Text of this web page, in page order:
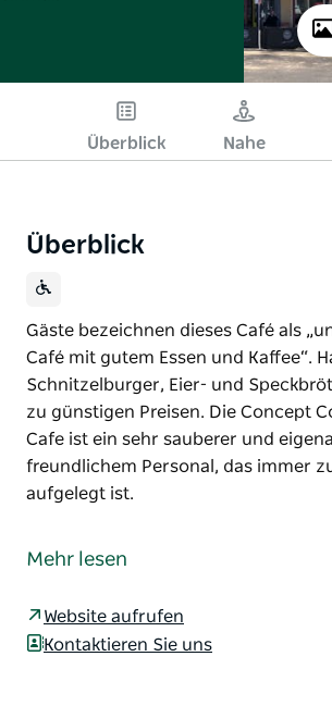
Überblick Nahe
Überblick
Gäste bezeichnen dieses Café als
Café mit gutem Essen und Kaffee“.
Schnitzelburger, Eier- und
zu günstigen Preisen. Die Concept
Cafe ist ein sehr sauberer und
freundlichem Personal, das immer
aufgelegt ist.
Café mit gutem Essen und Kaffee“.
Die Concept Coffee Bar and Cafe ist
Mehr lesen
Website aufrufen
Kontaktieren Sie uns